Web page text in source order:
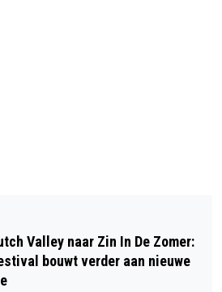
DEUREN VOOR
SPORTFEEST
INDRUKWEKKENDE
NATIONALE
WEEKEND VOL
VOOR RUIM 2200
Valley naar Zin In De Zomer:
bouwt verder aan nieuwe